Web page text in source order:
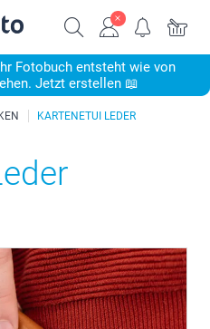
Fotobuch entsteht wie von
Jetzt erstellen 📖
KARTENETUI LEDER